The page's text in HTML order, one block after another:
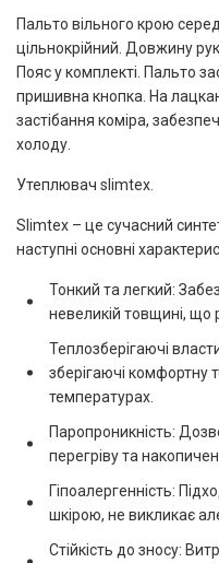
Пальто вільного крою
цільнокрійний. Довжину
Пояс у комплекті. Пальто
пришивна кнопка. На
застібання коміра,
холоду.
Утеплювач slimtex.
Slimtex – це сучасний
наступні основні
Тонкий та легкий:
невеликій товщині, що
Теплозберігаючі
зберігаючі комфортну
температурах.
Паропроникність:
перегріву та
Гіпоалергенність:
шкірою, не викликає
Стійкість до зносу: